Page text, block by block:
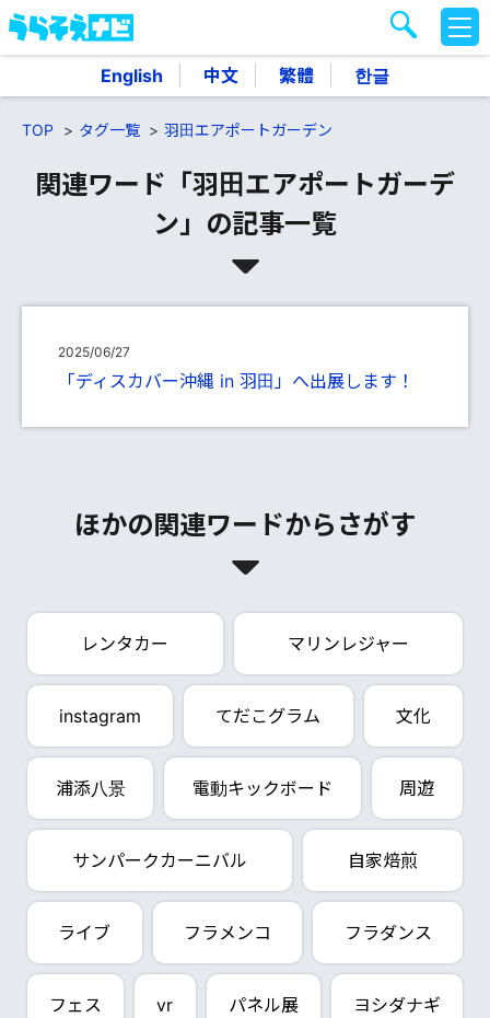
English 中文 繁體 한글
M
E
TOP タグ一覧 羽田エアポートガーデン
関連ワード「羽田エアポートガーデ
ン」の記事一覧
2025/06/27
「ディスカバー沖縄 in 羽田」へ出展します！
ほかの関連ワードからさがす
レンタカー マリンレジャー
instagram てだこグラム 文化
浦添八景 電動キックボード 周遊
サンパークカーニバル 自家焙煎
ライブ フラメンコ フラダンス
フェス vr パネル展 ヨシダナギ